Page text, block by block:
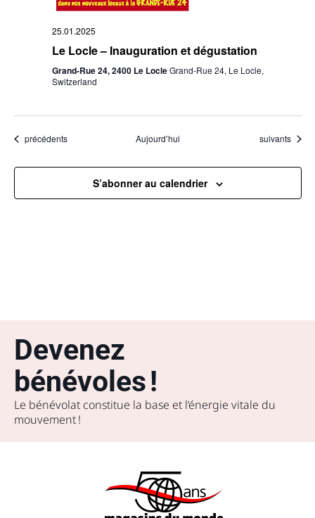
25.01.2025
Le Locle – Inauguration et dégustation
Grand-Rue 24, 2400 Le LocleGrand-Rue 24, Le Locle,
Switzerland
Évènements
précédents Aujourd’hui Évènements
suivants
S’abonner au calendrier
Devenez
bénévoles !
Le bénévolat constitue la base et l’énergie vitale du
mouvement !